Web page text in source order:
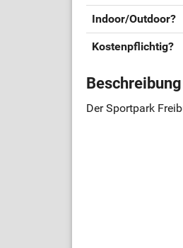
Indoor/Outdoor?
Kostenpflichtig?
Der Sportpark